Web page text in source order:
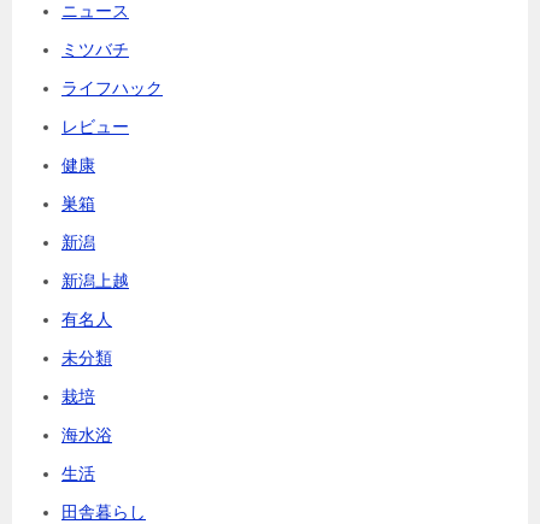
ニュース
ミツバチ
ライフハック
レビュー
健康
巣箱
新潟
新潟上越
有名人
未分類
栽培
海水浴
生活
田舎暮らし